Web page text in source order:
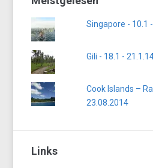
Singapore - 10.1
Gili - 18.1 -
Cook Islands –
23.08.2014
Links